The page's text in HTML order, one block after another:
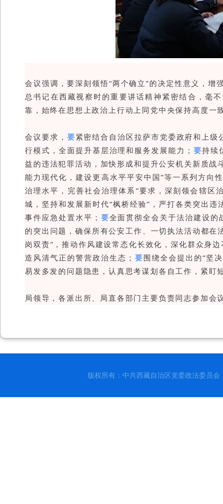
会议强调，要深刻领悟“两个确立”的决定性意义，增
总书记在西藏视察时的重要讲话精神紧密结合，毫
靠，始终在思想上政治上行动上同党中央保持高度一
会议要求， 要紧密结合自治区拉萨市党委政府和上
行模式，全面提升基层治理和服务发展能力； 要持续
益的违法犯罪活动，加快形成和提升公安机关新质战
能力现代化，建设更高水平平安中国”等一系列方向
治理水平，完善社会治理体系”要求，深刻领会辖区
城，坚持和发展新时代“枫桥经验”，严打各类突出
事件应急处置水平； 要全面贯彻全会关于法治建设
的突出问题，确保所有公安工作、一切执法活动都在
岗双责”，推动作风建设常态化长效化，深化群众身
造风清气正的警营政治生态； 要围绕全会提出的“坚
易发多发的问题隐患，认真思考谋划各自工作，紧
局领导，各派出所、局直各部门主要负责同志参加会
版权所有：中共西藏自治区党委政法委员